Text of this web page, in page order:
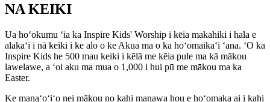
NA KEIKI
Ua hoʻokumu ʻia ka Inspire Kids' Worship i kēia makahiki i hala e
alakaʻi i nā keiki i ke alo o ke Akua ma o ka hoʻomaikaʻi ʻana. ʻO ka
Inspire Kids he 500 mau keiki i kēlā me kēia pule ma kā mākou
lawelawe, a ʻoi aku ma mua o 1,000 i hui pū me mākou ma ka
Easter.
Ke manaʻoʻiʻo nei mākou no kahi manawa hou e hoʻomaka ai i kahi